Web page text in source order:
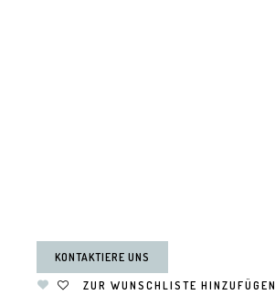
KONTAKTIERE UNS
ZUR WUNSCHLISTE HINZUFÜGEN